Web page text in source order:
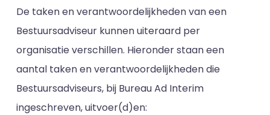
De taken en verantwoordelijkheden van een
Bestuursadviseur kunnen uiteraard per
organisatie verschillen. Hieronder staan een
aantal taken en verantwoordelijkheden die
Bestuursadviseurs, bij Bureau Ad Interim
ingeschreven, uitvoer(d)en: